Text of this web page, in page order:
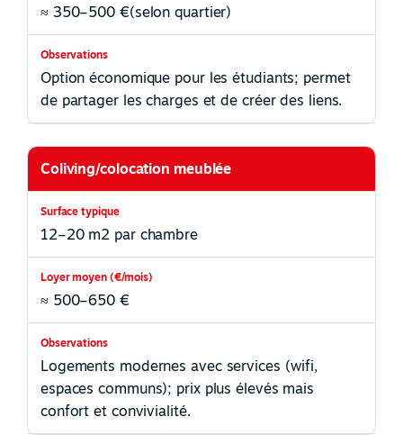
≈ 350–500 €(selon quartier)
Option économique pour les étudiants; permet
de partager les charges et de créer des liens.
Coliving/colocation meublée
12–20 m2 par chambre
≈ 500–650 €
Logements modernes avec services (wifi,
espaces communs); prix plus élevés mais
confort et convivialité.